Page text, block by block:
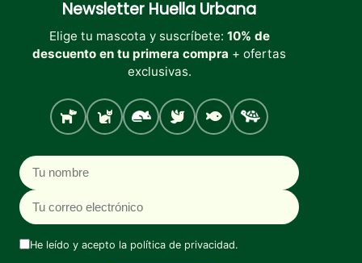
Newsletter Huella Urbana
Elige tu mascota y suscríbete: 10% de
descuento en tu primera compra + ofertas
exclusivas.
Perro Gato Roedores
Aves PecesTortugas
Nombre
Correo electrónico
He leído y acepto la política de privacidad.